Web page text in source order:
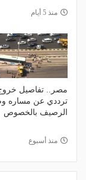
منذ 5 أيام
مصر.. تفاصيل
ترددي عن مساره
الرصيف بالخصوص
منذ أسبوع